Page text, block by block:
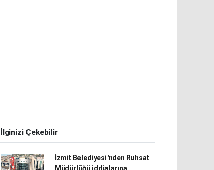
İlginizi Çekebilir
İzmit Belediyesi'nden Ruhsat